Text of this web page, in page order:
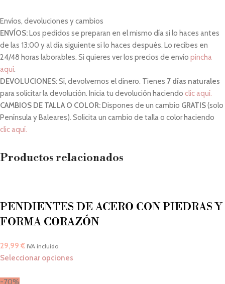
Envíos, devoluciones y cambios
ENVÍOS:Los pedidos se preparan en el mismo día si lo haces antes
de las 13:00 y al día siguiente si lo haces después. Lo recibes en
24/48 horas laborables. Si quieres ver los precios de envío pincha
aquí.
DEVOLUCIONES:Sí, devolvemos el dinero. Tienes 7 días naturales
para solicitar la devolución. Inicia tu devolución haciendo clic aquí.
CAMBIOS DE TALLA O COLOR:Dispones de un cambio GRATIS(solo
Península y Baleares). Solicita un cambio de talla o color haciendo
clic aquí.
Productos relacionados
PENDIENTES DE ACERO CON PIEDRAS Y
FORMA CORAZÓN
29,99 € IVA incluido
Seleccionar opciones
-70%